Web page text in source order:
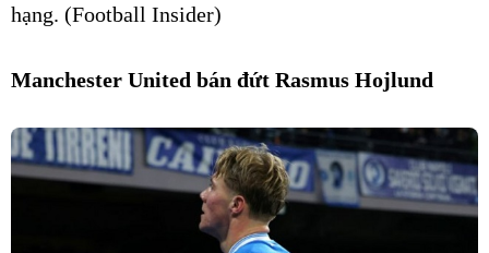
hạng. (Football Insider)
Manchester United bán đứt Rasmus Hojlund